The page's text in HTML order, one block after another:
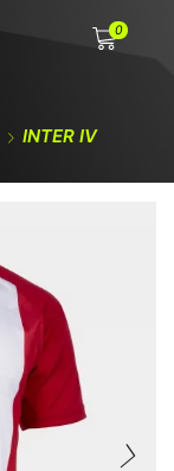
0
INTER IV